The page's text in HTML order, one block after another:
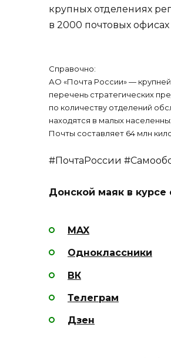
крупных отделениях
в 2000 почтовых офисах
Справочно:
АО «Почта России» —
перечень стратегических
по количеству отделений
находятся в малых
Почты составляет 64 млн
#ПочтаРоссии
Донской маяк в курсе
MAX
Одноклассники
ВК
Телеграм
Дзен